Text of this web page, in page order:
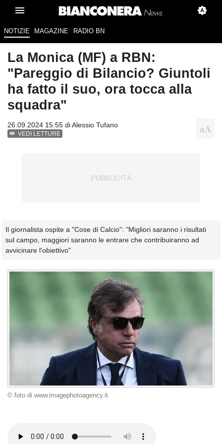
NOTIZIE MAGAZINE RADIO BN
La Monica (MF) a RBN:
"Pareggio di Bilancio? Giuntoli
ha fatto il suo, ora tocca alla
squadra"
26.09.2024 15:55 diAlessio Tufano
VEDI LETTURE
Il giornalista ospite a "Cose di Calcio": "Migliori saranno i risultati
sul campo, maggiori saranno le entrare che contribuiranno ad
avvicinare l'obiettivo"
© foto di www.imagephotoagency.it